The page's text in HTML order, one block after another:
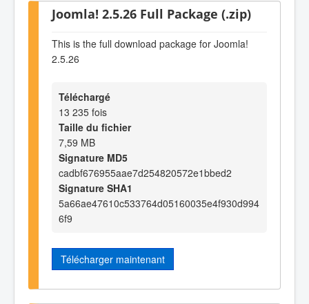
Joomla! 2.5.26 Full Package (.zip)
This is the full download package for Joomla!
2.5.26
Téléchargé
13 235 fois
Taille du fichier
7,59 MB
Signature MD5
cadbf676955aae7d254820572e1bbed2
Signature SHA1
5a66ae47610c533764d05160035e4f930d994
6f9
Télécharger maintenant